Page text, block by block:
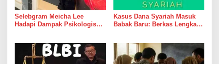
Selebgram Meicha Lee
Hadapi Dampak Psikologis
Psikiater
Kasus Dana Syariah Masuk
Babak Baru: Berkas Lengkap,